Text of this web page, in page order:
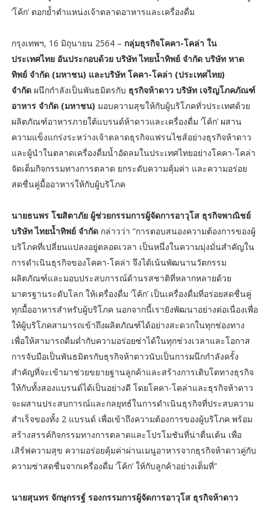
‘โค้ก’ ตอกย้ำตำแหน่งเจ้าตลาดอาหารและเครื่องดื่ม
กรุงเทพฯ, 16 มิถุนายน 2564 – กลุ่มธุรกิจโคคา-โคล่า ใน
ประเทศไทย อันประกอบด้วย บริษัท ไทยน้ำทิพย์ จำกัด บริษัท หาด
ทิพย์ จำกัด (มหาชน) และบริษัท โคคา-โคล่า (ประเทศไทย)
จำกัดผนึกกำลังเป็นพันธมิตรกับ ธุรกิจห้าดาว บริษัท เจริญโภคภัณฑ์
อาหาร จำกัด (มหาชน) มอบความสุขให้กับผู้บริโภคทั่วประเทศด้วย
ผลิตภัณฑ์อาหารภายใต้แบรนด์ห้าดาวและเครื่องดื่ม ‘โค้ก’ ผสาน
ความแข็งแกร่งระหว่างเจ้าตลาดธุรกิจแฟรนไชส์อย่างธุรกิจห้าดาว
และผู้นำในตลาดเครื่องดื่มน้ำอัดลมในประเทศไทยอย่างโคคา-โคล่า
จัดเต็มกิจกรรมทางการตลาด ยกระดับความคุ้มค่า และความอร่อย
สดชื่นคู่มื้ออาหารให้กับผู้บริโภค
นายธนพร โฆสิตาภัย ผู้ช่วยกรรมการผู้จัดการอาวุโส ธุรกิจพาณิชย์
บริษัท ไทยน้ำทิพย์ จำกัดกล่าวว่า “การตอบสนองความต้องการของผู้
บริโภคที่เปลี่ยนแปลงอยู่ตลอดเวลา เป็นหนึ่งในความมุ่งมั่นสำคัญใน
การดำเนินธุรกิจของโคคา-โคล่า จึงได้เน้นพัฒนานวัตกรรม
ผลิตภัณฑ์และมอบประสบการณ์ด้านรสชาติที่หลากหลายด้วย
มาตรฐานระดับโลก ให้เครื่องดื่ม ‘โค้ก’ เป็นเครื่องดื่มที่อร่อยสดชื่นคู่
ทุกมื้ออาหารสำหรับผู้บริโภค นอกจากนี้เรายังพัฒนาอย่างต่อเนื่องเพื่อ
ให้ผู้บริโภคสามารถเข้าถึงผลิตภัณฑ์ได้อย่างสะดวกในทุกช่องทาง
เพื่อให้สามารถดื่มด่ำกับความอร่อยซ่าได้ในทุกช่วงเวลาและโอกาส
การจับมือเป็นพันธมิตรกับธุรกิจห้าดาวนับเป็นการผนึกกำลังครั้ง
สำคัญที่จะเข้ามาช่วยขยายฐานลูกค้าและสร้างการเติบโตทางธุรกิจ
ให้กับทั้งสองแบรนด์ได้เป็นอย่างดี โดยโคคา-โคล่าและธุรกิจห้าดาว
จะผสานประสบการณ์และกลยุทธ์ในการดำเนินธุรกิจที่ประสบความ
สำเร็จของทั้ง 2 แบรนด์ เพื่อเข้าถึงความต้องการของผู้บริโภค พร้อม
สร้างสรรค์กิจกรรมทางการตลาดและโปรโมชันที่น่าตื่นเต้น เพื่อ
เสิร์ฟความสุข ความอร่อยคุ้มค่าผ่านเมนูอาหารจากธุรกิจห้าดาวคู่กับ
ความซ่าสดชื่นจากเครื่องดื่ม ‘โค้ก’ ให้กับลูกค้าอย่างเต็มที่”
นายสุนทร จักษุกรรฐ์ รองกรรมการผู้จัดการอาวุโส ธุรกิจห้าดาว